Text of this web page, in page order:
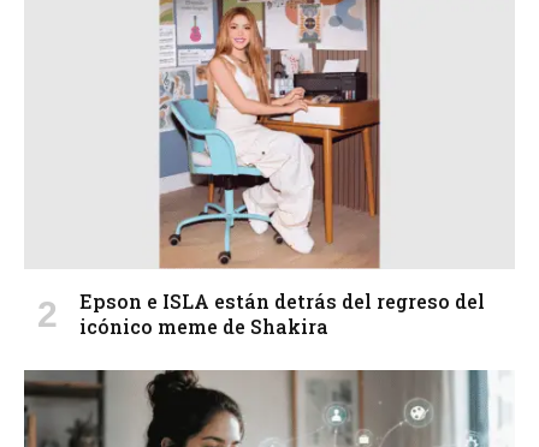
Epson e ISLA están detrás del regreso del
icónico meme de Shakira